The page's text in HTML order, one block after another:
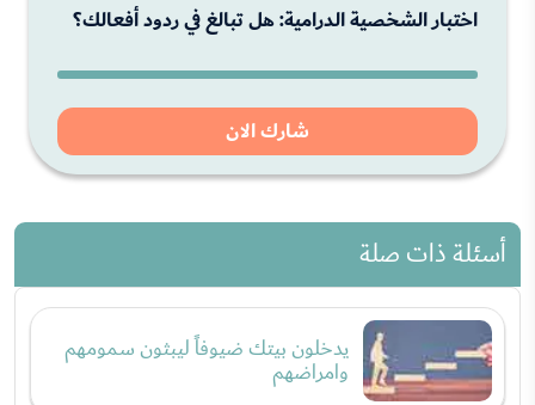
اختبار الشخصية الدرامية: هل تبالغ في ردود أفعالك؟
شارك الان
أسئلة ذات صلة
يدخلون بيتك ضيوفاً ليبثون سمومهم
وامراضهم